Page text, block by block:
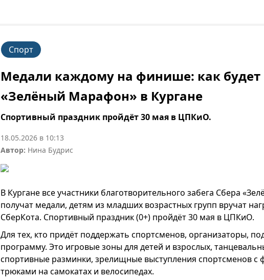
Спорт
Медали каждому на финише: как будет
«Зелёный Марафон» в Кургане
Спортивный праздник пройдёт 30 мая в ЦПКиО.
18.05.2026 в 10:13
Автор: Нина Будрис
В Кургане все участники благотворительного забега Сбера
получат медали, детям из младших возрастных групп вручат
СберКота. Спортивный праздник (0+) пройдёт 30 мая в ЦПКиО.
Для тех, кто придёт поддержать спортсменов, организаторы,
программу. Это игровые зоны для детей и взрослых,
спортивные разминки, зрелищные выступления спортсменов с
трюками на самокатах и велосипедах.